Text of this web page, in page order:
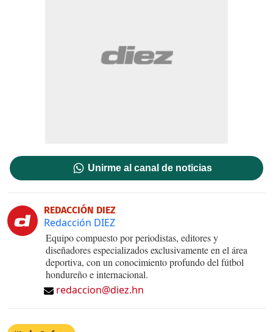
Unirme al canal de noticias
REDACCIÓN DIEZ
Redacción DIEZ
Equipo compuesto por periodistas, editores y
diseñadores especializados exclusivamente en el área
deportiva, con un conocimiento profundo del fútbol
hondureño e internacional.
redaccion@diez.hn